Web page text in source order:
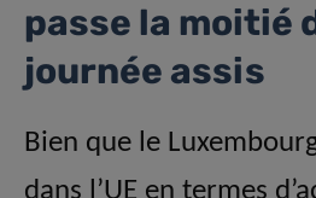
passe la moitié
journée assis
Bien que le
dans l’UE en termes